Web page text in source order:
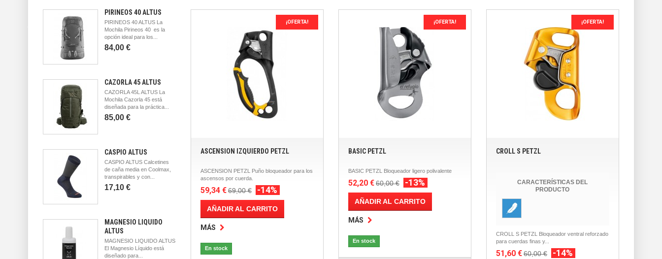
PIRINEOS 40 ALTUS
PIRINEOS 40 ALTUS La
Mochila Pirineos 40 es la
opción ideal para los...
84,00 €
CAZORLA 45 ALTUS
CAZORLA 45L ALTUS La
Mochila Cazorla 45 está
diseñada para la práctica...
85,00 €
CASPIO ALTUS
CASPIO ALTUS Calcetines
de caña media en Coolmax,
transpirables y con...
17,10 €
MAGNESIO LIQUIDO
ALTUS
MAGNESIO LIQUIDO ALTUS
El Magnesio Líquido está
diseñado para...
¡OFERTA!
ASCENSION IZQUIERDO PETZL
ASCENSION PETZL Puño bloqueador para los
ascensos por cuerda.
59,34 €69,00 € -14%
AÑADIR AL CARRITO
MÁS
En stock
¡OFERTA!
BASIC PETZL
BASIC PETZL Bloqueador ligero polivalente
52,20 €60,00 € -13%
AÑADIR AL CARRITO
MÁS
En stock
¡OFERTA!
CROLL S PETZL
CARACTERÍSTICAS DEL
PRODUCTO
CROLL S PETZL Bloqueador ventral reforzado
para cuerdas finas y...
51,60 €60,00 € -14%